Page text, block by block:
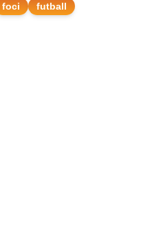
foci
futball